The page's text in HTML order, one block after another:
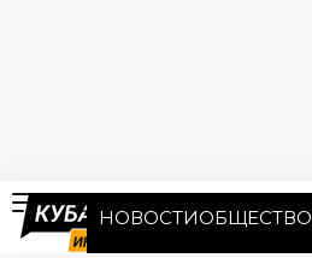
НОВОСТИОБЩЕСТВО